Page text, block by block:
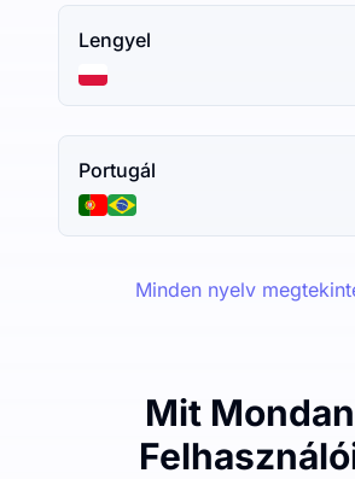
Lengyel
Portugál
Minden nyelv
Mit